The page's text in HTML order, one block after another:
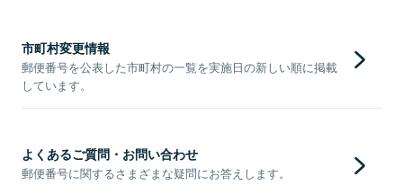
市町村変更情報
郵便番号を公表した市町村の一覧を実施日の新しい順に掲載
しています。
よくあるご質問・お問い合わせ
郵便番号に関するさまざまな疑問にお答えします。